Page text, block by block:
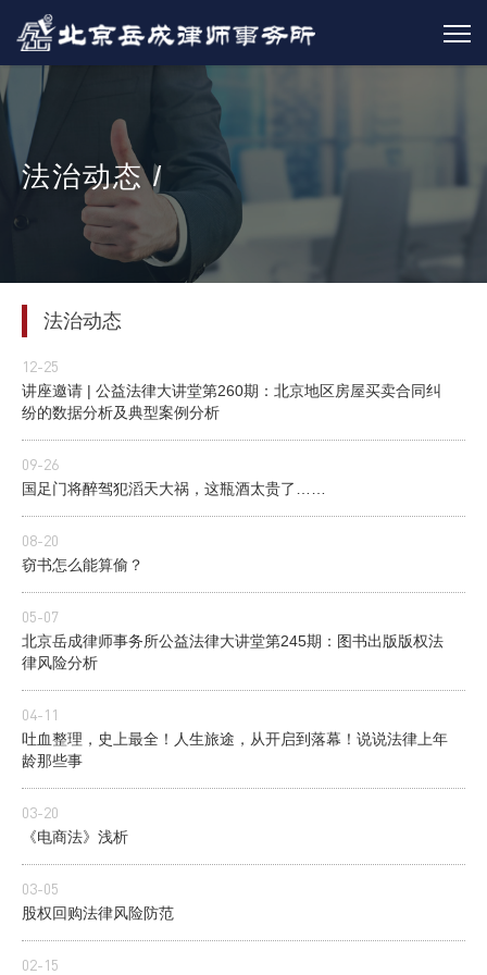
法治动态 /
法治动态
12-25
讲座邀请 | 公益法律大讲堂第260期：北京地区房屋买卖合同纠
纷的数据分析及典型案例分析
09-26
国足门将醉驾犯滔天大祸，这瓶酒太贵了……
08-20
窃书怎么能算偷？
05-07
北京岳成律师事务所公益法律大讲堂第245期：图书出版版权法
律风险分析
04-11
吐血整理，史上最全！人生旅途，从开启到落幕！说说法律上年
龄那些事
03-20
《电商法》浅析
03-05
股权回购法律风险防范
02-15